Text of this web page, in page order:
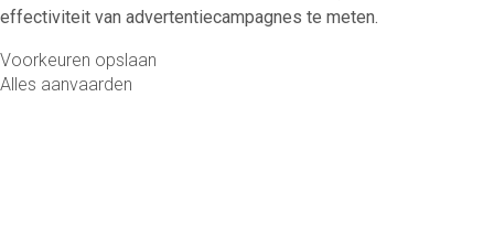
effectiviteit van advertentiecampagnes te meten.
Voorkeuren opslaan
Alles aanvaarden